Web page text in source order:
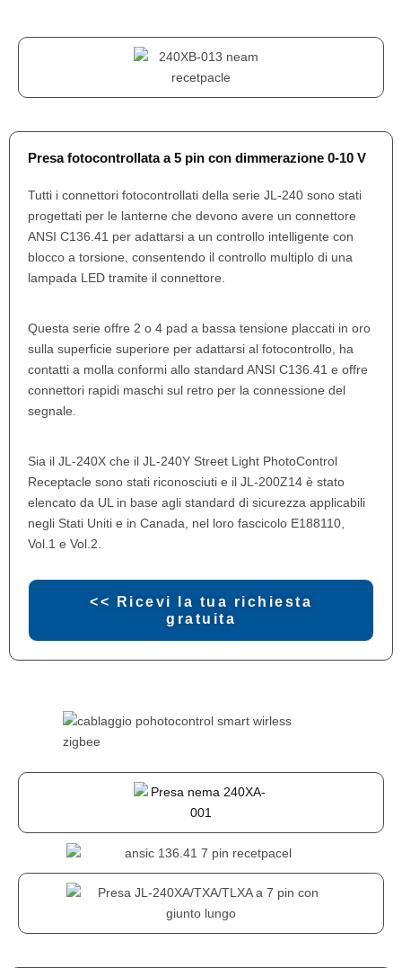
Presa fotocontrollata a 5 pin con dimmerazione 0-10 V
Tutti i connettori fotocontrollati della serie JL-240 sono stati
progettati per le lanterne che devono avere un connettore
ANSI C136.41 per adattarsi a un controllo intelligente con
blocco a torsione, consentendo il controllo multiplo di una
lampada LED tramite il connettore.
Questa serie offre 2 o 4 pad a bassa tensione placcati in oro
sulla superficie superiore per adattarsi al fotocontrollo, ha
contatti a molla conformi allo standard ANSI C136.41 e offre
connettori rapidi maschi sul retro per la connessione del
segnale.
Sia il JL-240X che il JL-240Y Street Light PhotoControl
Receptacle sono stati riconosciuti e il JL-200Z14 è stato
elencato da UL in base agli standard di sicurezza applicabili
negli Stati Uniti e in Canada, nel loro fascicolo E188110,
Vol.1 e Vol.2.
<< Ricevi la tua richiesta
gratuita